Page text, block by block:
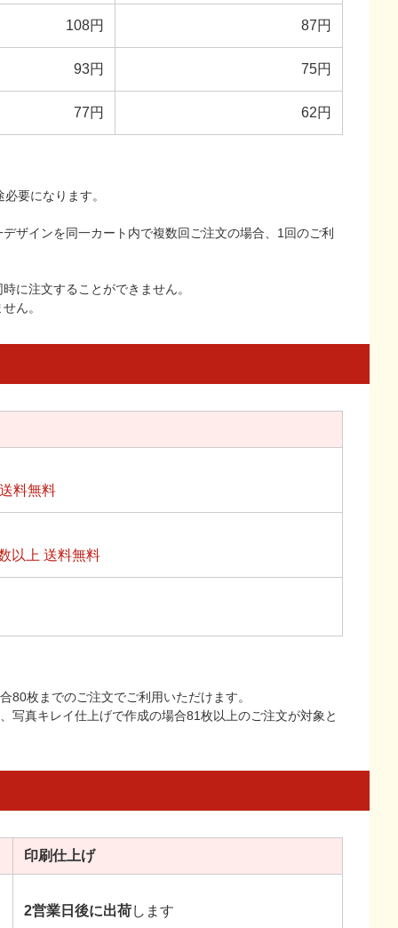
108円 87円
93円 75円
77円 62円
要になります。
ザインを同一カート内で複数回ご注文の場合、1回のご利
に注文することができません。
ん。
料無料
以上 送料無料
枚までのご注文でご利用いただけます。
写真キレイ仕上げで作成の場合81枚以上のご注文が対象と
印刷仕上げ
2営業日後に出荷します